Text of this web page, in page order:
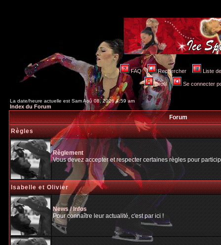
FAQ Rechercher Liste
Profil Se connecter
La date/heure actuelle est Sam Aoû 08, 2026 4:59 am
Index du Forum
Forum
Règles
Règlement
Vous devez accepter et respecter certaines règles pour
Isabelle et Olivier
News / Infos
Pour connaître leur actualité, c'est par ici !